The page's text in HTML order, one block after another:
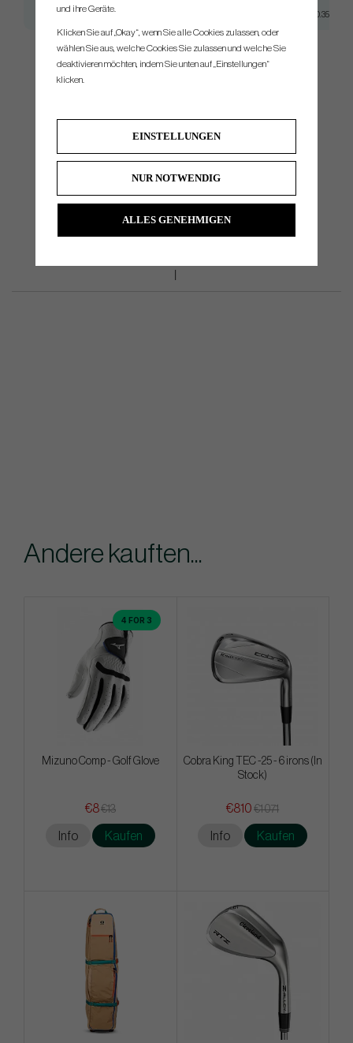
Taper 0.355
Do you need help with reshafting, we can do it for you. Please dont
Andere kauften...
4 FOR 3
Mizuno Comp - Golf Glove
€8€13
Info Kaufen
Cobra King TEC -25 - 6 irons (In
Stock)
€810 €1 071
Info Kaufen
und ihre Geräte.
Klicken Sie auf „Okay“, wenn Sie alle Cookies zulassen, oder
wählen Sie aus, welche Cookies Sie zulassen und welche Sie
deaktivieren möchten, indem Sie unten auf „Einstellungen“
klicken.
EINSTELLUNGEN
NUR NOTWENDIG
ALLES GENEHMIGEN